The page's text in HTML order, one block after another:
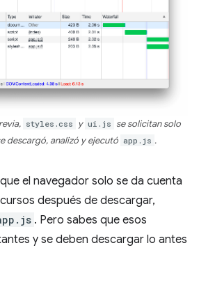
styles.css y ui.js se solicitan solo
descargó, analizó y ejecutó app.js .
el navegador solo se da cuenta
después de descargar,
. Pero sabes que esos
y se deben descargar lo antes